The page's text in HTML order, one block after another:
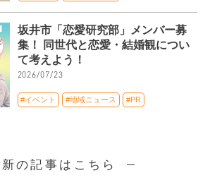
坂井市「恋愛研究部」メンバー募
集！ 同世代と恋愛・結婚観につい
て考えよう！
2026/07/23
#イベント #地域ニュース #PR
の記事はこちら